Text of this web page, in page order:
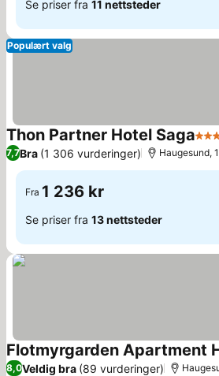
Se priser fra 11 nettsteder
Populært valg
Thon Partner Hotel Saga3
7,7Bra (1 306 vurderinger) Haugesund,
Fra 1 236 kr
Se priser fra 13 nettsteder
Flotmyrgarden Apartment
8,0Veldig bra (89 vurderinger)